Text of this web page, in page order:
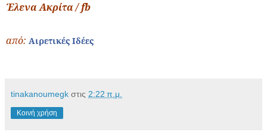
Έλενα Ακρίτα / fb
από: Αιρετικές Ιδέες
tinakanoumegk στις 2:22 π.μ.
Κοινή χρήση